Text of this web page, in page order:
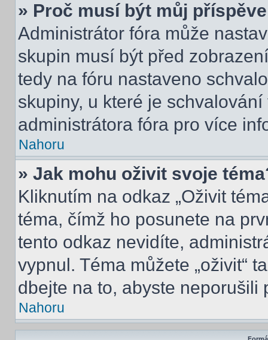
» Proč musí být můj
Administrátor fóra může
skupin musí být před
tedy na fóru nastaveno
skupiny, u které je
administrátora fóra pro více
Nahoru
» Jak mohu oživit svoje
Kliknutím na odkaz „Oživit
téma, čímž ho posunete na
tento odkaz nevidíte,
vypnul. Téma můžete „oživit“
dbejte na to, abyste neporušili
Nahoru